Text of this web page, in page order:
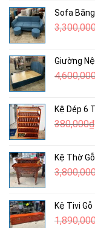
Sofa
Giường
Kệ Dép 6
380,000₫
Kệ Thờ
Kệ Tivi